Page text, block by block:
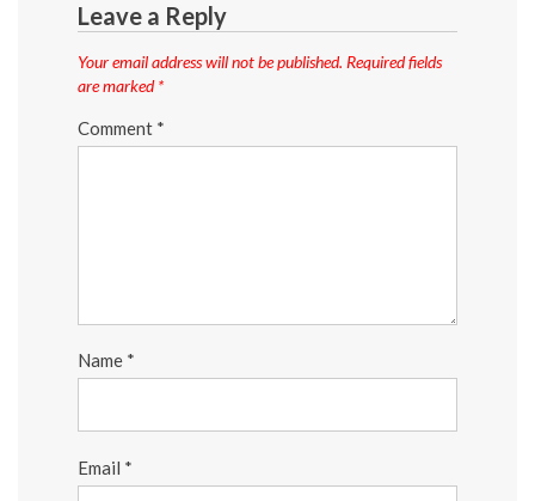
Leave a Reply
Your email address will not be published. Required fields
are marked*
Comment *
Name *
Email *